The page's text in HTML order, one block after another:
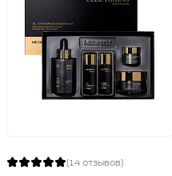
(14 отзывов)